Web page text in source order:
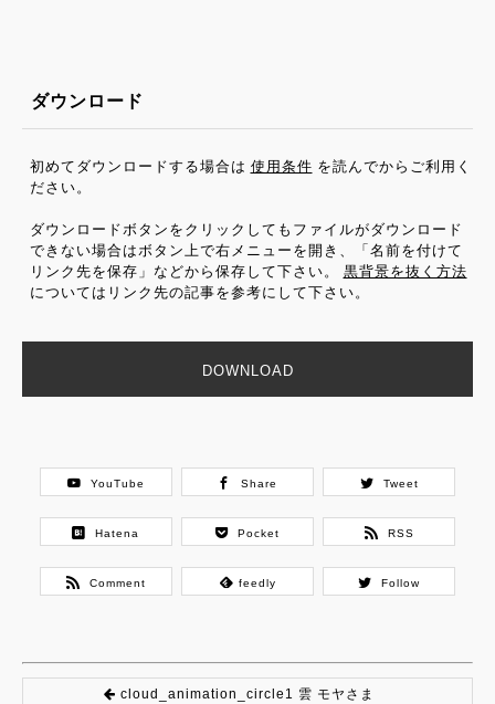
ダウンロード
初めてダウンロードする場合は 使用条件 を読んでからご利用く
ださい。
ダウンロードボタンをクリックしてもファイルがダウンロード
できない場合はボタン上で右メニューを開き、「名前を付けて
リンク先を保存」などから保存して下さい。
黒背景を抜く方法
についてはリンク先の記事を参考にして下さい。
DOWNLOAD
YouTube Share Tweet
Hatena Pocket RSS
Comment feedly Follow
cloud_animation_circle1 雲 モヤさま